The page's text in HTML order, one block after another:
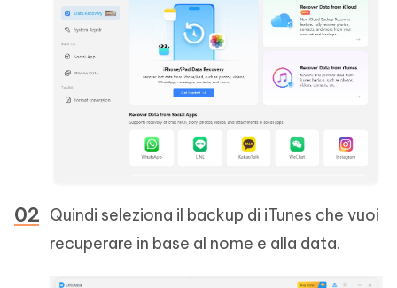
Quindi seleziona il backup di iTunes che vuoi
recuperare in base al nome e alla data.